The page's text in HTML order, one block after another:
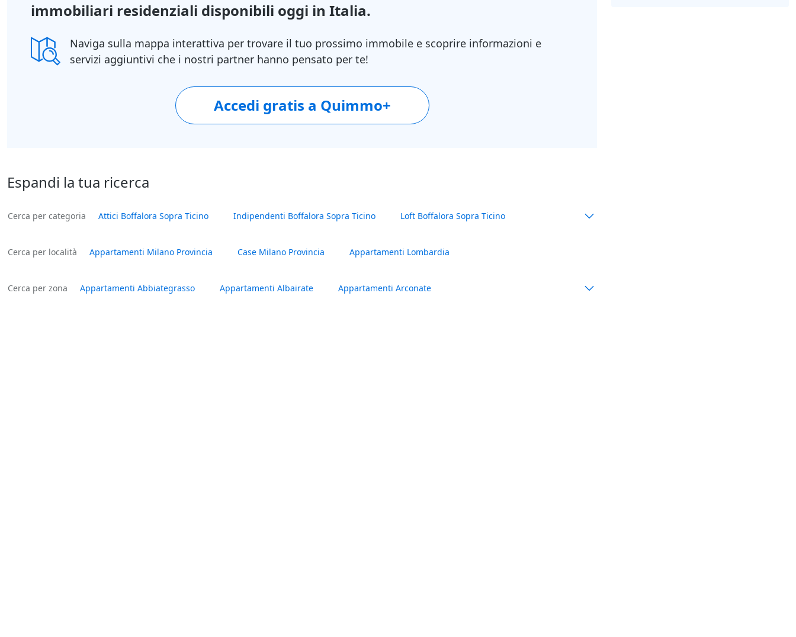
immobiliari residenziali disponibili oggi in Italia.
Naviga sulla mappa interattiva per trovare il tuo prossimo immobile e scoprire informazioni e
servizi aggiuntivi che i nostri partner hanno pensato per te!
Accedi gratis a Quimmo+
Espandi la tua ricerca
Cerca per categoria Attici Boffalora Sopra Ticino Indipendenti Boffalora Sopra Ticino Loft Boffalora Sopra Ticino
Cerca per località Appartamenti Milano Provincia Case Milano Provincia Appartamenti Lombardia
Cerca per zona Appartamenti Abbiategrasso Appartamenti Albairate Appartamenti Arconate